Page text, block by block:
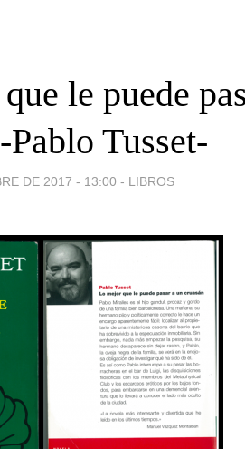
le puede
Pablo Tusset-
DE 2017 - 13:00 - LIBROS